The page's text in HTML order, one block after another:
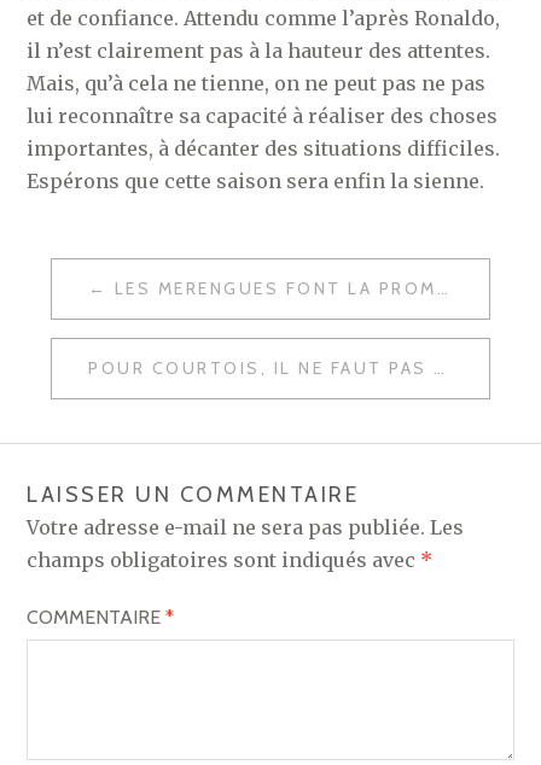
et de confiance. Attendu comme l’après Ronaldo,
il n’est clairement pas à la hauteur des attentes.
Mais, qu’à cela ne tienne, on ne peut pas ne pas
lui reconnaître sa capacité à réaliser des choses
importantes, à décanter des situations difficiles.
Espérons que cette saison sera enfin la sienne.
NAVIGATION
DE
L’ARTICLE
LES MERENGUES FONT LA PROMOTION DE LA CARTE MADRIDSTA
POUR COURTOIS, IL NE FAUT PAS NÉGLIGER AL-AIN
LAISSER UN COMMENTAIRE
Votre adresse e-mail ne sera pas publiée. Les
champs obligatoires sont indiqués avec *
COMMENTAIRE*